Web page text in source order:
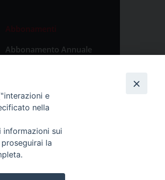
Abbonamenti
Abbonamento Annuale
Abbonamento Singola
e
nella
sui
la